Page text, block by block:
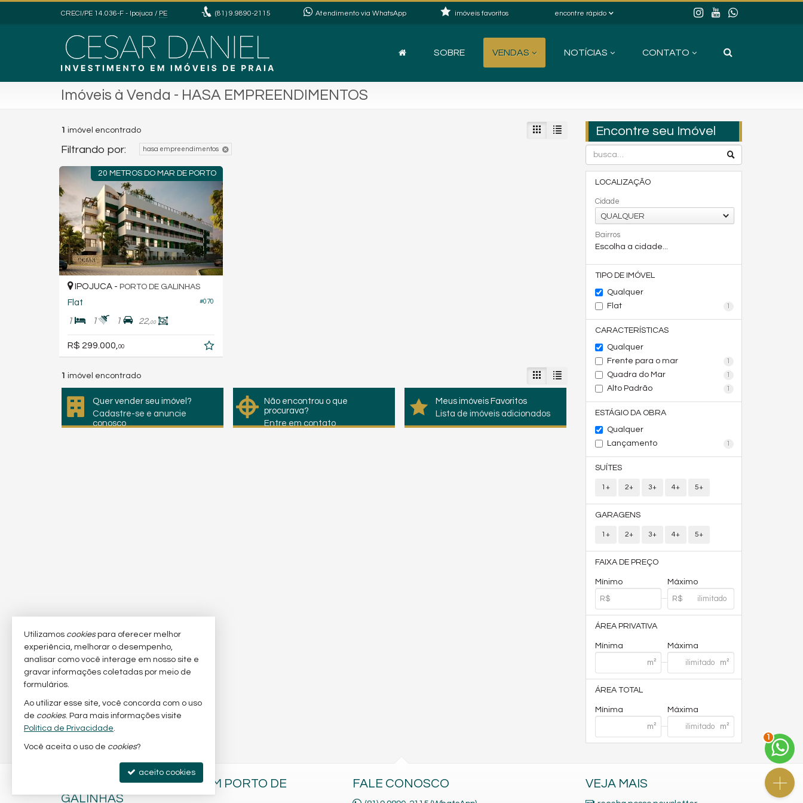
CRECI/PE 14.036-F - Ipojuca / PE (81)9.9890-2115 Atendimento via WhatsApp encontre rápido
imóveis favoritos
SOBRE VENDAS NOTÍCIAS CONTATO
Imóveis à Venda - HASA EMPREENDIMENTOS
Encontre seu Imóvel
LOCALIZAÇÃO
Cidade
QUALQUER
Bairros
Escolha a cidade...
TIPO DE IMÓVEL
Qualquer
Flat
1
CARACTERÍSTICAS
Qualquer
Frente para o mar
1
Quadra do Mar 1
Alto Padrão 1
ESTÁGIO DA OBRA
Qualquer
Lançamento
1
SUÍTES
1+ 2+ 3+ 4+ 5+
GARAGENS
1+ 2+ 3+ 4+ 5+
FAIXA DE PREÇO
Mínimo Máximo
ÁREA PRIVATIVA
Mínima Máxima
ÁREA TOTAL
Mínima Máxima
1 imóvel encontrado
Filtrando por: hasa empreendimentos
20 METROS DO MAR DE PORTO
#070
IPOJUCA - PORTO DE GALINHAS
Flat
1 1 1 22,00
R$ 299.000, 00
1 imóvel encontrado
Quer vender seu imóvel?
Cadastre-se e anuncie
conosco
Não encontrou o que
procurava?
Entre em contato
Meus imóveis Favoritos
Lista de imóveis adicionados
CESAR DANIEL IMÓVEIS EM PORTO DE
GALINHAS
FALE CONOSCO VEJA MAIS
1
Utilizamos cookiespara oferecer melhor
experiência, melhorar o desempenho,
analisar como você interage em nosso site e
gravar informações coletadas por meio de
formulários.
Ao utilizar esse site, você concorda com o uso
de cookies. Para mais informações visite
Política de Privacidade.
Você aceita o uso de cookies?
aceito cookies